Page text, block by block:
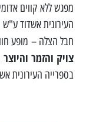
מפגש ללא קווים
העירונית אשדוד ע"ש מאירהוף –
חבל הצלה – מופע
צויק והזמר
בספרייה העירונית אשדוד ע"ש